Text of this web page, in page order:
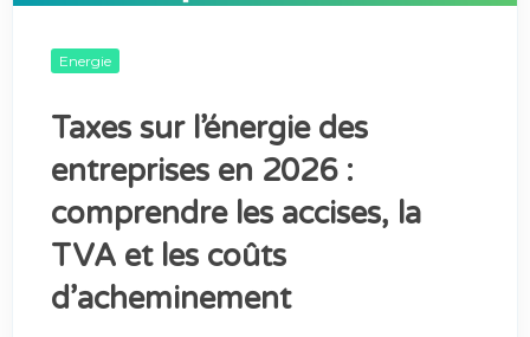
Energie
Taxes sur l’énergie des
entreprises en 2026 :
comprendre les accises, la
TVA et les coûts
d’acheminement